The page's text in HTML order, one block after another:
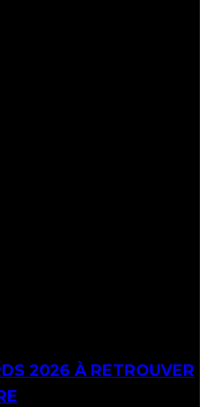
2026 À RETROUVER